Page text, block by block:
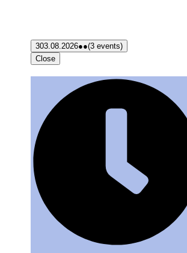
303.08.2026●●(3 events)
Close